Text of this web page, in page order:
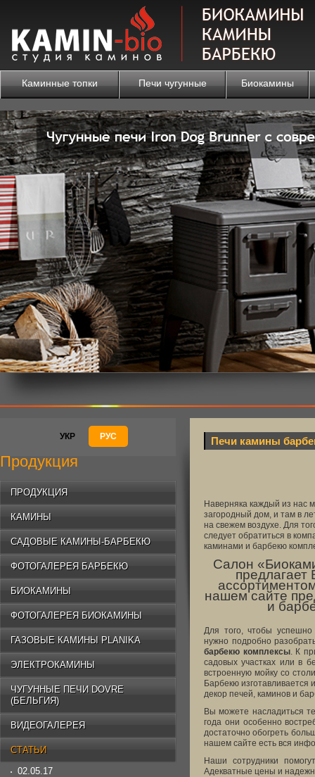
Каминные топки Печи чугунные Биокамины
УКР РУС
Продукция
ПРОДУКЦИЯ
КАМИНЫ
САДОВЫЕ КАМИНЫ-БАРБЕКЮ
ФОТОГАЛЕРЕЯ БАРБЕКЮ
БИОКАМИНЫ
ФОТОГАЛЕРЕЯ БИОКАМИНЫ
ГАЗОВЫЕ КАМИНЫ PLANIKA
ЭЛЕКТРОКАМИНЫ
ЧУГУННЫЕ ПЕЧИ DOVRE
(БЕЛЬГИЯ)
ВИДЕОГАЛЕРЕЯ
СТАТЬИ
02.05.17
Печи камины
Наверняка каждый из нас
загородный дом, и там в
на свежем воздухе. Для
следует обратиться в
каминами и барбекю
Салон
предлагает
нашем сайте
и
Для того, чтобы успешно
нужно подробно
барбекю комплексы. К
садовых участках или в
встроенную мойку со
Барбекю
декор печей, каминов и
Вы можете насладиться
года они особенно
достаточно обогреть
нашем сайте есть вся
Наши сотрудники
Адекватные цены и